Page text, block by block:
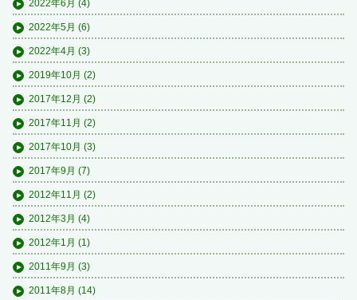
2022年6月 (4)
2022年5月 (6)
2022年4月 (3)
2019年10月 (2)
2017年12月 (2)
2017年11月 (2)
2017年10月 (3)
2017年9月 (7)
2012年11月 (2)
2012年3月 (4)
2012年1月 (1)
2011年9月 (3)
2011年8月 (14)